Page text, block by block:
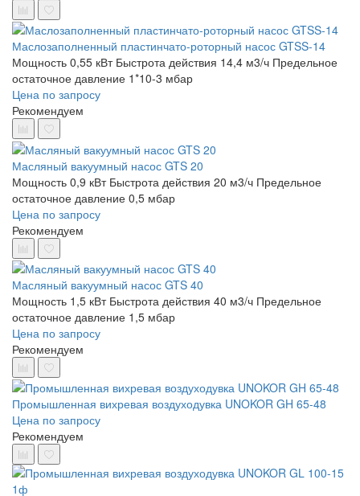
Маслозаполненный пластинчато-роторный насос GTSS-14
Мощность 0,55 кВт Быстрота действия 14,4 м3/ч Предельное
остаточное давление 1*10-3 мбар
Цена по запросу
Рекомендуем
Масляный вакуумный насос GTS 20
Мощность 0,9 кВт Быстрота действия 20 м3/ч Предельное
остаточное давление 0,5 мбар
Цена по запросу
Рекомендуем
Масляный вакуумный насос GTS 40
Мощность 1,5 кВт Быстрота действия 40 м3/ч Предельное
остаточное давление 1,5 мбар
Цена по запросу
Рекомендуем
Промышленная вихревая воздуходувка UNOKOR GH 65-48
Цена по запросу
Рекомендуем